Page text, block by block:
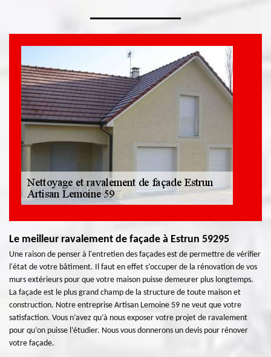
Le meilleur ravalement de façade à Estrun 59295
Une raison de penser à l'entretien des façades est de permettre de vérifier
l'état de votre bâtiment. Il faut en effet s’occuper de la rénovation de vos
murs extérieurs pour que votre maison puisse demeurer plus longtemps.
La façade est le plus grand champ de la structure de toute maison et
construction. Notre entreprise Artisan Lemoine 59 ne veut que votre
satisfaction. Vous n’avez qu’à nous exposer votre projet de ravalement
pour qu’on puisse l’étudier. Nous vous donnerons un devis pour rénover
votre façade.